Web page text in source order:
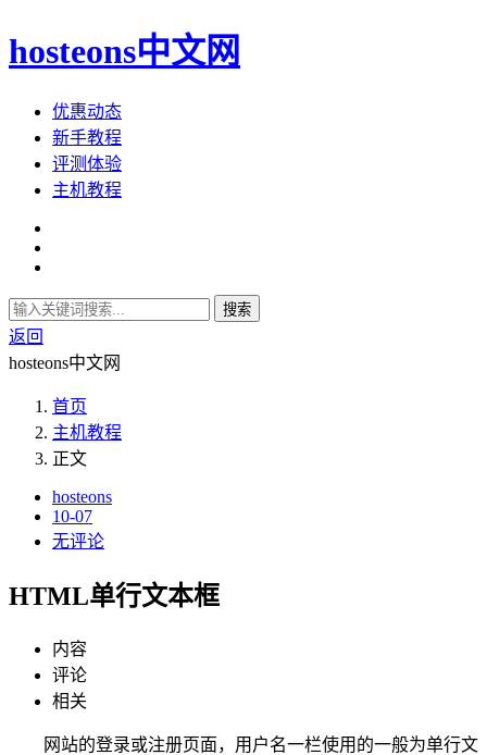
hosteons中文网
优惠动态
新手教程
评测体验
主机教程
搜索
返回
hosteons中文网
首页
主机教程
正文
hosteons
10-07
无评论
HTML单行文本框
内容
评论
相关
网站的登录或注册页面，用户名一栏使用的一般为单行文